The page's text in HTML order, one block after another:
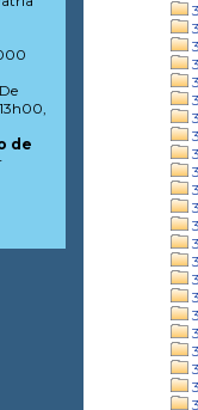
De
de